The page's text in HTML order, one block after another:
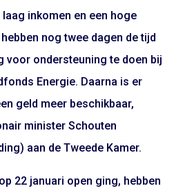
inkomen en een hoge
nog twee dagen de tijd
voor ondersteuning te doen bij
Energie. Daarna is er
geld meer beschikbaar,
minister Schouten
aan de Tweede Kamer.
22 januari open ging, hebben